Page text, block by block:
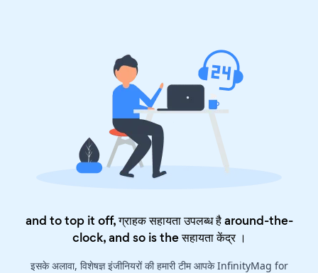
and to top it off, ग्राहक सहायता उपलब्ध है around-the-
clock, and so is theसहायता केंद्र।
इसके अलावा, विशेषज्ञ इंजीनियरों की हमारी टीम आपके InfinityMag for